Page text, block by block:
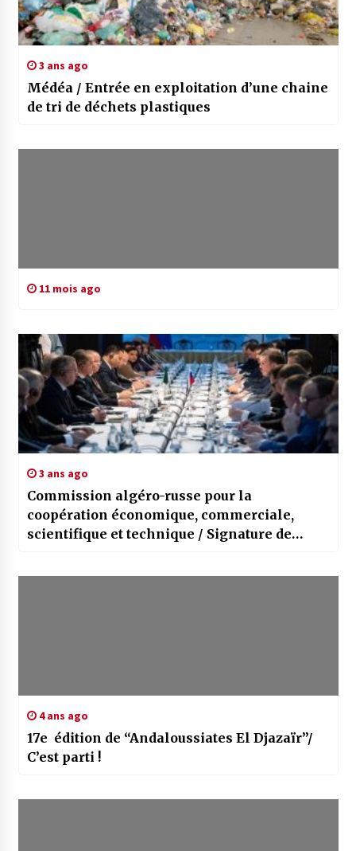
3 ans ago
Médéa / Entrée en exploitation d’une chaine
de tri de déchets plastiques
11 mois ago
3 ans ago
Commission algéro-russe pour la
coopération économique, commerciale,
scientifique et technique / Signature de
4 ans ago
17e édition de “Andaloussiates El Djazaïr”/